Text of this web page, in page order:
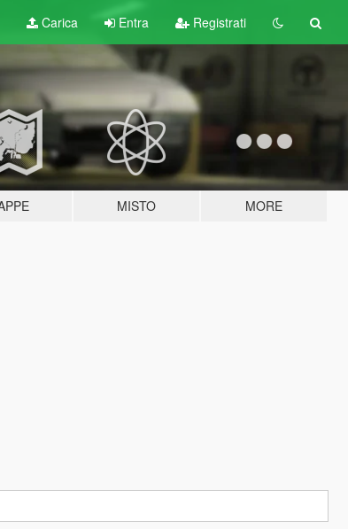
Carica Entra Registrati
MISTO MORE